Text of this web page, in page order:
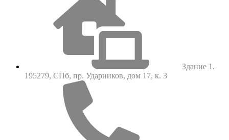
Здание 1.
195279, СПб, пр. Ударников, дом 17, к. 3